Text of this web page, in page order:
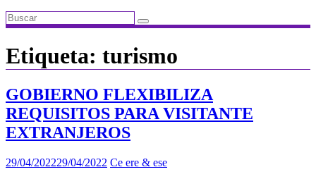
Etiqueta: turismo
GOBIERNO FLEXIBILIZA
REQUISITOS PARA VISITANTE
EXTRANJEROS
29/04/202229/04/2022 Ce ere & ese